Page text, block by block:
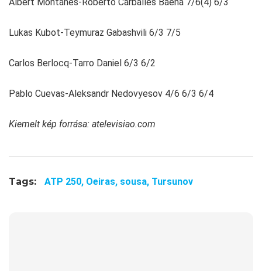
Lukas Kubot-Teymuraz Gabashvili 6/3 7/5
Carlos Berlocq-Tarro Daniel 6/3 6/2
Pablo Cuevas-Aleksandr Nedovyesov 4/6 6/3 6/4
Kiemelt kép forrása: atelevisiao.com
Tags: ATP 250, Oeiras, sousa, Tursunov